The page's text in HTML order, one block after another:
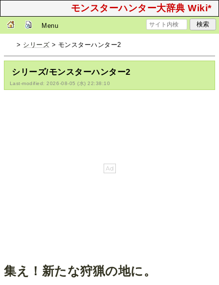
モンスターハンター大辞典 Wiki*
Menu
> シリーズ > モンスターハンター2
シリーズ/モンスターハンター2
Last-modified: 2026-08-05 (水) 22:38:10
集え！新たな狩猟の地に。